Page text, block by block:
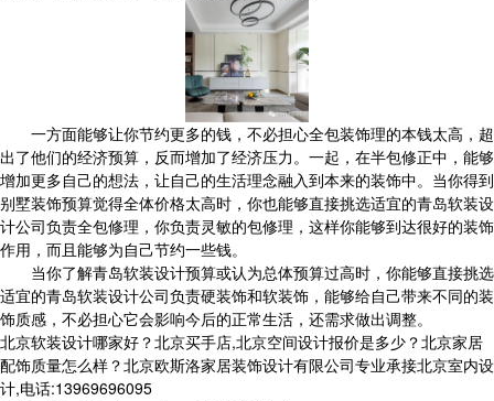
一方面能够让你节约更多的钱，不必担心全包装饰理的本钱太高，超
出了他们的经济预算，反而增加了经济压力。一起，在半包修正中，能够
增加更多自己的想法，让自己的生活理念融入到本来的装饰中。当你得到
别墅装饰预算觉得全体价格太高时，你也能够直接挑选适宜的青岛软装设
计公司负责全包修理，你负责灵敏的包修理，这样你能够到达很好的装饰
作用，而且能够为自己节约一些钱。
当你了解青岛软装设计预算或认为总体预算过高时，你能够直接挑选
适宜的青岛软装设计公司负责硬装饰和软装饰，能够给自己带来不同的装
饰质感，不必担心它会影响今后的正常生活，还需求做出调整。
北京软装设计哪家好？北京买手店,北京空间设计报价是多少？北京家居
配饰质量怎么样？北京欧斯洛家居装饰设计有限公司专业承接北京室内设
计,电话:13969696095